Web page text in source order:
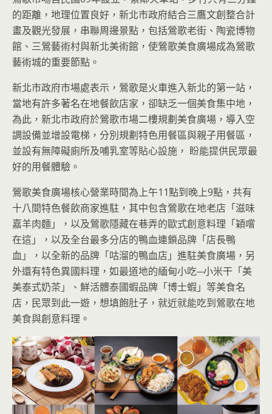
的距離，地理位置良好，新北市政府結合三鷹文創整合計
畫及觀光發展，串聯周邊景點，包括鶯歌老街、陶瓷博物
館、三鶯藝術村與新北美術館，使鶯歌美食廣場成為鶯歌
藝術城的重要節點。
新北市政府市場處表示，鶯歌是火車進入新北的第一站，
當地有許多著名在地餐飲店家，卻缺乏一個美食集中地，
為此，新北市政府於鶯歌市場二樓規劃美食廣場，導入空
調設備並增設電梯，分別規劃特色用餐區與親子用餐區，
並設有無障礙廁所及哺乳室等貼心設施， 盼能提供民眾最
好的用餐體驗。
鶯歌美食廣場核心營業時間為上午11點到晚上9點，共有
十八間特色餐飲商家進駐，其中包含鶯歌在地老店「滋味
嘉羊肉麵」，以及鶯歌隱藏在巷弄的歐式創意料理「穎嚐
在這」，以及全台最多分店的鴨血連鎖品牌「店長鴨
血」，以全新的品牌「咕溜的鴨血店」進駐美食廣場，另
外還有特色異國料理，如最道地的緬甸小吃─小米干「美
美泰式奶茶」、鮮活體泰國蝦品牌「博士蝦」等美食名
店，民眾到此一遊，想填飽肚子，就近就能吃到鶯歌在地
美食與創意料理。